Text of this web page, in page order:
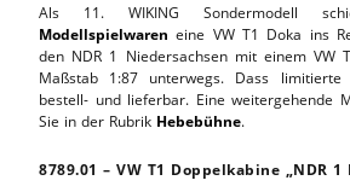
Als 11. WIKING Sondermodell
Modellspielwaren eine VW T1 Doka ins
den NDR 1 Niedersachsen mit einem VW
Maßstab 1:87 unterwegs. Dass
bestell- und lieferbar. Eine weitergehende
Sie in der Rubrik Hebebühne.
8789.01 – VW T1 Doppelkabine „NDR 1